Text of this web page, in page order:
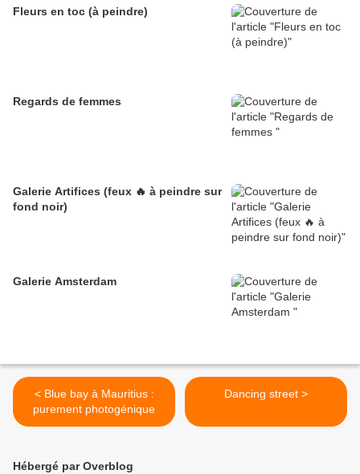
Fleurs en toc (à peindre)
Regards de femmes
Galerie Artifices (feux 🔥 à peindre sur
fond noir)
Galerie Amsterdam
< Blue bay à Mauritius :
purement photogénique
Dancing street >
Hébergé par Overblog